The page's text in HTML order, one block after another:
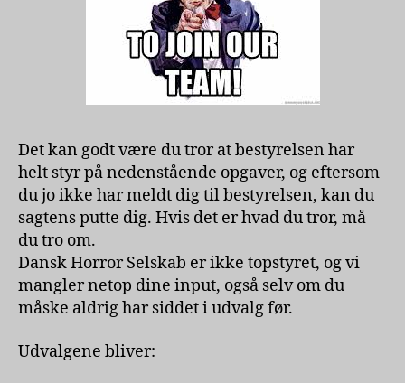
Det kan godt være du tror at bestyrelsen har
helt styr på nedenstående opgaver, og eftersom
du jo ikke har meldt dig til bestyrelsen, kan du
sagtens putte dig. Hvis det er hvad du tror, må
du tro om.
Dansk Horror Selskab er ikke topstyret, og vi
mangler netop dine input, også selv om du
måske aldrig har siddet i udvalg før.
Udvalgene bliver: